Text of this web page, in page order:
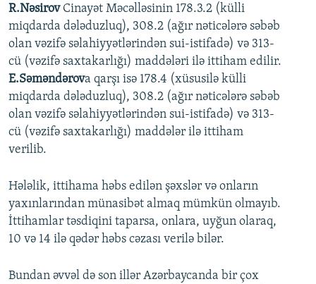
R.NəsirovCinayət Məcəlləsinin 178.3.2 (külli
miqdarda dələduzluq), 308.2 (ağır nəticələrə səbəb
olan vəzifə səlahiyyətlərindən sui-istifadə) və 313-
cü (vəzifə saxtakarlığı) maddələri ilə ittiham edilir.
E.Səməndərova qarşı isə 178.4 (xüsusilə külli
miqdarda dələduzluq), 308.2 (ağır nəticələrə səbəb
olan vəzifə səlahiyyətlərindən sui-istifadə) və 313-
cü (vəzifə saxtakarlığı) maddələr ilə ittiham
verilib.
Hələlik, ittihama həbs edilən şəxslər və onların
yaxınlarından münasibət almaq mümkün olmayıb.
İttihamlar təsdiqini taparsa, onlara, uyğun olaraq,
10 və 14 ilə qədər həbs cəzası verilə bilər.
Bundan əvvəl də son illər Azərbaycanda bir çox